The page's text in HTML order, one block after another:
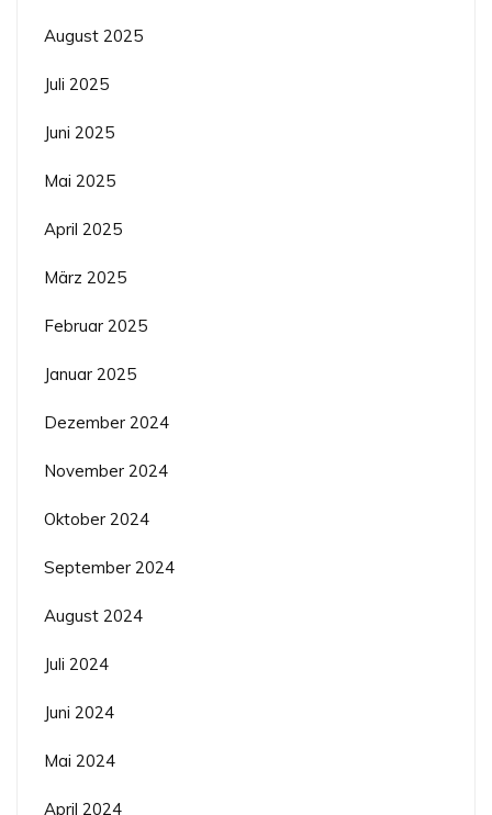
August 2025
Juli 2025
Juni 2025
Mai 2025
April 2025
März 2025
Februar 2025
Januar 2025
Dezember 2024
November 2024
Oktober 2024
September 2024
August 2024
Juli 2024
Juni 2024
Mai 2024
April 2024